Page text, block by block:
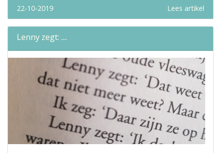
22-10-2019 Lees artikel
Lenny zegt: ....